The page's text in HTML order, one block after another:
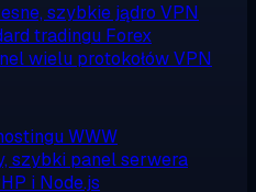
szybkie jądro VPN
tradingu Forex
wielu protokołów VPN
WWW
szybki panel serwera
i Node.js